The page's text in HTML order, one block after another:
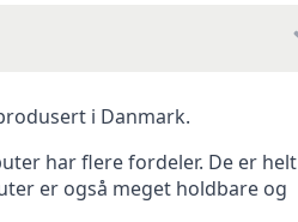
i Danmark.
har flere fordeler. De er helt
er også meget holdbare og